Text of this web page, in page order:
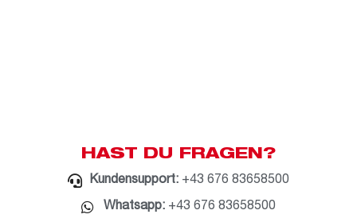
HAST DU FRAGEN?
Kundensupport: +43 676 83658500
Whatsapp:+43 676 83658500